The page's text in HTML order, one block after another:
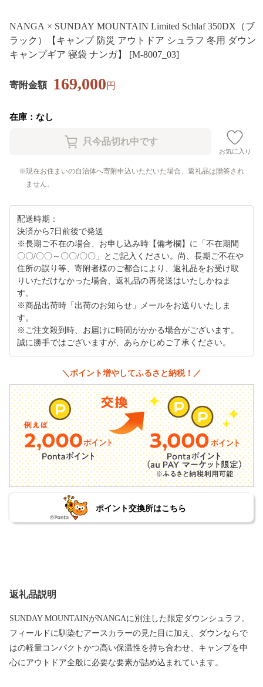
NANGA × SUNDAY MOUNTAIN Limited Schlaf 350DX（ブ
ラック）【キャンプ 防災 アウトドア シュラフ 冬用 ダウン
キャンプギア 寝袋 ナンガ】 [M-8007_03]
寄附金額 169,000円
在庫：なし
お気に入り
現在お住まいの自治体へ寄附申込いただいた場合、返礼品は贈答され
ません。
配送時期：
決済から7日前後で発送
※長期ご不在の場合、お申し込み時【備考欄】に「不在期間
〇〇/〇〇～〇〇/〇〇」とご記入ください。尚、長期ご不在や
住所の誤り等、寄附者様のご都合により、返礼品をお受け取
りいただけなかった場合、返礼品の再発送はいたしかねま
す。
※商品出荷時「出荷のお知らせ」メールをお送りいたしま
す。
※ご注文殺到時、お届けに時間がかかる場合がございます。
誠に勝手ではございますが、あらかじめご了承ください。
＼ポイント増やしてふるさと納税！／
ポイント交換所はこちら
返礼品説明
SUNDAY MOUNTAINがNANGAに別注した限定ダウンシュラフ。
フィールドに馴染むアースカラーの見た目に加え、ダウンならで
はの軽量コンパクトかつ高い保温性を持ち合わせ、キャンプを中
心にアウトドア全般に必要な要素が詰め込まれています。